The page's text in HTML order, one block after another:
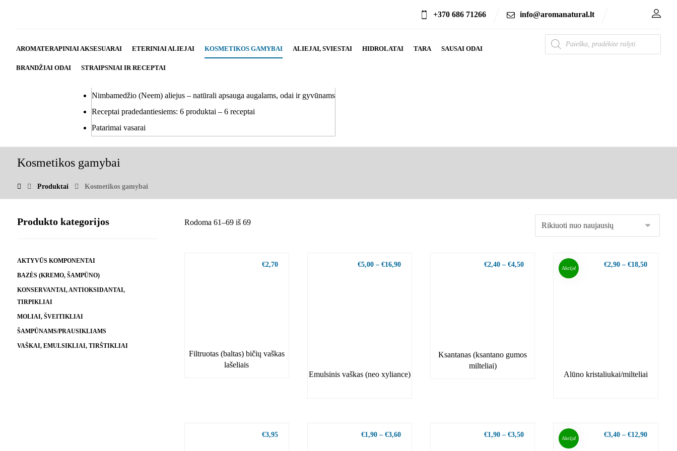
info@aromanatural.lt
+370 686 71266
AROMATERAPINIAI AKSESUARAI ETERINIAI ALIEJAI KOSMETIKOS GAMYBAI ALIEJAI, SVIESTAI HIDROLATAI TARA SAUSAI ODAI
BRANDŽIAI ODAI STRAIPSNIAI IR RECEPTAI
Nimbamedžio (Neem) aliejus – natūrali apsauga augalams, odai ir gyvūnams
Receptai pradedantiesiems: 6 produktai – 6 receptai
Patarimai vasarai
Kosmetikos gamybai
Produktai Kosmetikos gamybai
Rodoma 61–69 iš 69
Filtruotas (baltas) bičių vaškas
lašeliais
€2,70
Emulsinis vaškas (neo xyliance)
€5,00 – €16,90
Ksantanas (ksantano gumos
milteliai)
€2,40 – €4,50 Akcija!
Alūno kristaliukai/milteliai
€2,90 – €18,50
€3,95 €1,90 – €3,60 €1,90 – €3,50 Akcija! €3,40 – €12,90
Produkto kategorijos
AKTYVŪS KOMPONENTAI
BAZĖS (KREMO, ŠAMPŪNO)
KONSERVANTAI, ANTIOKSIDANTAI,
TIRPIKLIAI
MOLIAI, ŠVEITIKLIAI
ŠAMPŪNAMS/PRAUSIKLIAMS
VAŠKAI, EMULSIKLIAI, TIRŠTIKLIAI